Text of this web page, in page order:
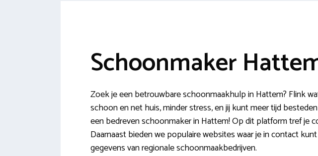
Schoonmaker
Zoek je een betrouwbare schoonmaakhulp in Hattem? Flink
schoon en net huis, minder stress, en jij kunt meer tijd
een bedreven schoonmaker in Hattem! Op dit platform tref je
Daarnaast bieden we populaire websites waar je in contact
gegevens van regionale schoonmaakbedrijven.